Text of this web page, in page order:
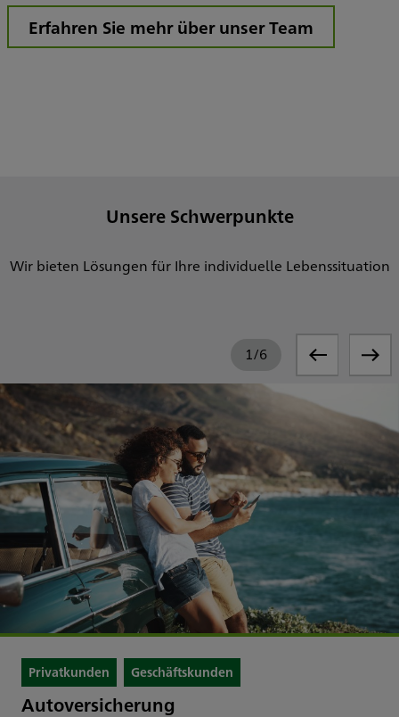
Erfahren Sie mehr über unser Team
Unsere Schwerpunkte
Wir bieten Lösungen für Ihre individuelle Lebenssituation
1/6
Privatkunden Geschäftskunden
Autoversicherung